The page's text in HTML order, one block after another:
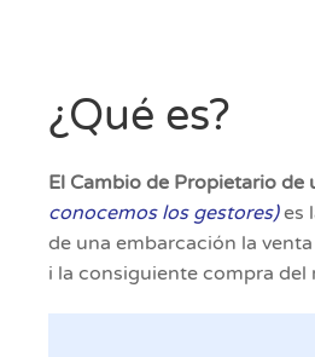
¿Qué es?
El Cambio de Propietario de
conocemos los gestores)es
de una embarcación la
i la consiguiente compra del